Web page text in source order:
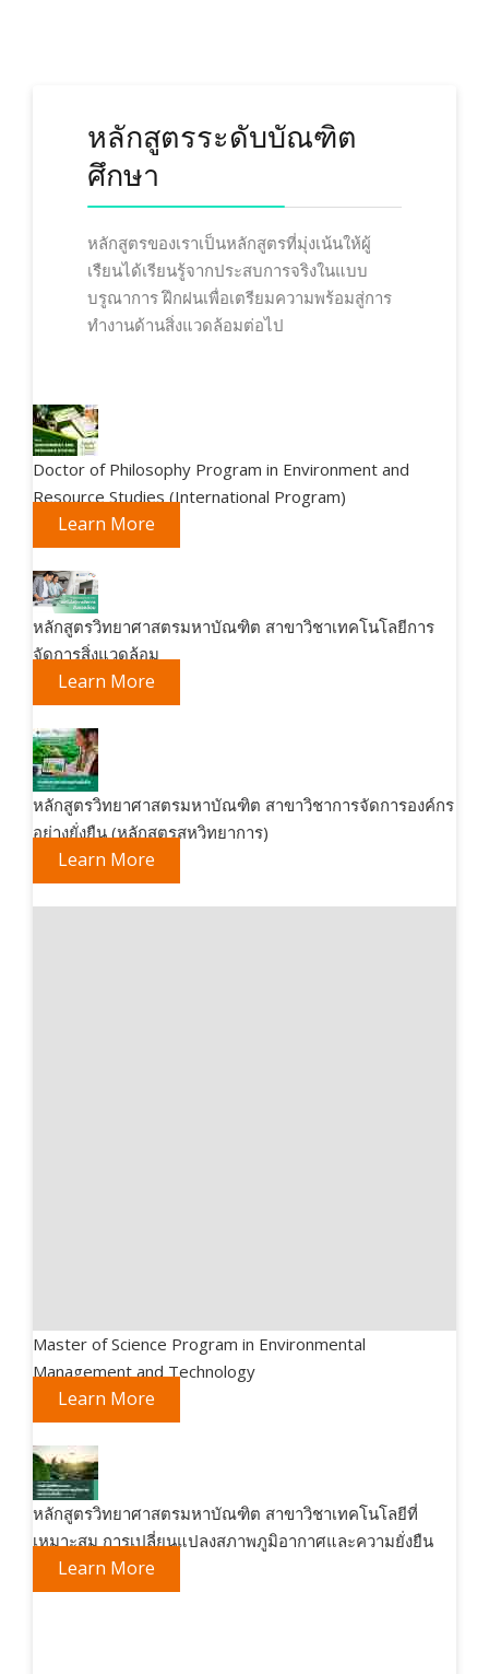
หลักสูตรระดับบัณฑิต
ศึกษา
หลักสูตรของเราเป็นหลักสูตรที่มุ่งเน้นให้ผู้
เรืยนได้เรียนรู้จากประสบการจริงในแบบ
บรูณาการ ฝึกฝนเพื่อเตรียมความพร้อมสู่การ
ทำงานด้านสิ่งแวดล้อมต่อไป
Doctor of Philosophy Program in Environment and
Resource Studies (International Program)
Learn More
หลักสูตรวิทยาศาสตรมหาบัณฑิต สาขาวิชาเทคโนโลยีการ
จัดการสิ่งแวดล้อม
Learn More
หลักสูตรวิทยาศาสตรมหาบัณฑิต สาขาวิชาการจัดการองค์กร
อย่างยั่งยืน (หลักสูตรสหวิทยาการ)
Learn More
Master of Science Program in Environmental
Management and Technology
Learn More
หลักสูตรวิทยาศาสตรมหาบัณฑิต สาขาวิชาเทคโนโลยีที่
เหมาะสม การเปลี่ยนแปลงสภาพภูมิอากาศและความยั่งยืน
Learn More